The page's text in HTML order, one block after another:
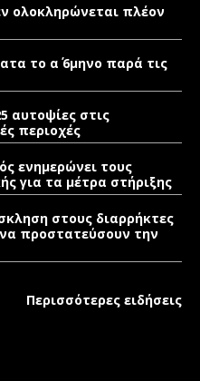
ολοκληρώνεται πλέον
το α΄ 6μηνο παρά τις
αυτοψίες στις
περιοχές
ενημερώνει τους
για τα μέτρα στήριξης
στους διαρρήκτες
προστατεύσουν την
Περισσότερες ειδήσεις